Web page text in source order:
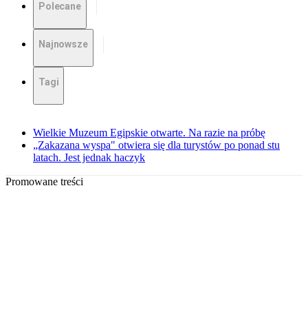
Polecane
Najnowsze
Tagi
Wielkie Muzeum Egipskie otwarte. Na razie na próbę
„Zakazana wyspa" otwiera się dla turystów po ponad stu
latach. Jest jednak haczyk
Promowane treści